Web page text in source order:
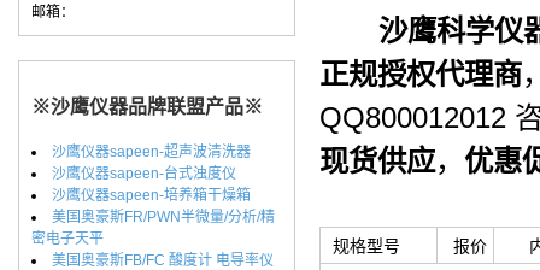
邮箱：
※沙鹰仪器品牌联盟产品※
沙鹰仪器sapeen-超声波清洗器
沙鹰仪器sapeen-台式浊度仪
沙鹰仪器sapeen-培养箱干燥箱
美国奥豪斯FR/PWN半微量/分析/精
密电子天平
美国奥豪斯FB/FC 酸度计 电导率仪
沙鹰科学仪
正规授权代理商
QQ800012012
现货供应， 优惠
规格型号 报价